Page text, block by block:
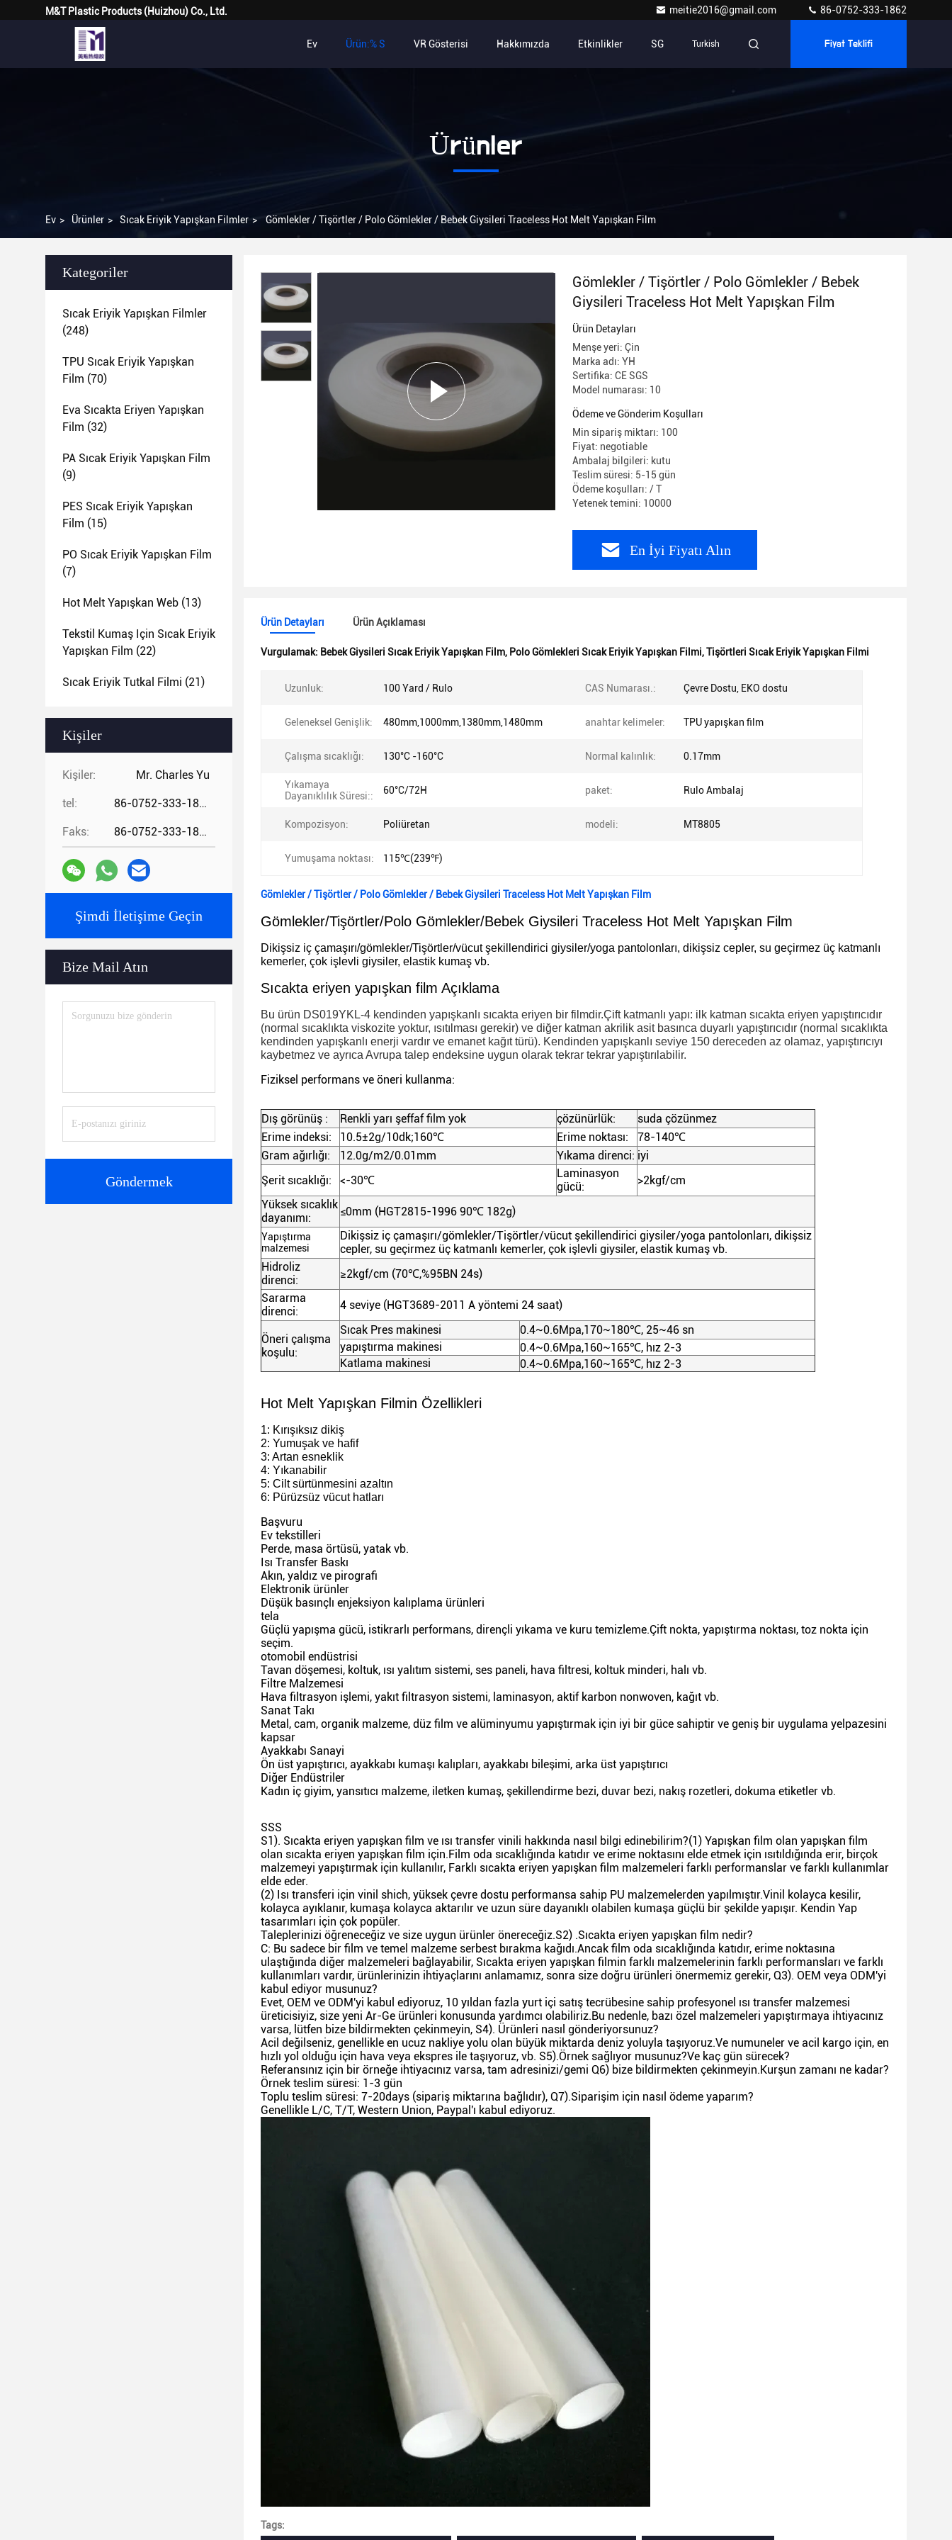
M&T Plastic Products (Huizhou) Co., Ltd. meitie2016@gmail.com 86-0752-333-1862
Ev Ürün:% S VR Gösterisi Hakkımızda Etkinlikler SG Turkish Fiyat Teklifi
Ürünler
Ev > Ürünler > Sıcak Eriyik Yapışkan Filmler > Gömlekler / Tişörtler / Polo Gömlekler / Bebek Giysileri Traceless Hot Melt Yapışkan Film
Kategoriler
Sıcak Eriyik Yapışkan Filmler
(248)
TPU Sıcak Eriyik Yapışkan
Film (70)
Eva Sıcakta Eriyen Yapışkan
Film (32)
PA Sıcak Eriyik Yapışkan Film
(9)
PES Sıcak Eriyik Yapışkan
Film (15)
PO Sıcak Eriyik Yapışkan Film
(7)
Hot Melt Yapışkan Web (13)
Tekstil Kumaş Için Sıcak Eriyik
Yapışkan Film (22)
Sıcak Eriyik Tutkal Filmi (21)
Kişiler
Kişiler: Mr. Charles Yu
tel: 86-0752-333-1862
Faks: 86-0752-333-1862
Şimdi İletişime Geçin
Bize Mail Atın
Göndermek
Gömlekler / Tişörtler / Polo Gömlekler / Bebek
Giysileri Traceless Hot Melt Yapışkan Film
Ürün Detayları
Menşe yeri: Çin
Marka adı: YH
Sertifika: CE SGS
Model numarası: 10
Ödeme ve Gönderim Koşulları
Min sipariş miktarı: 100
Fiyat: negotiable
Ambalaj bilgileri: kutu
Teslim süresi: 5-15 gün
Ödeme koşulları: / T
Yetenek temini: 10000
En İyi Fiyatı Alın
Ürün Detayları Ürün Açıklaması
Vurgulamak: Bebek Giysileri Sıcak Eriyik Yapışkan Film, Polo Gömlekleri Sıcak Eriyik Yapışkan Filmi,Tişörtleri Sıcak Eriyik Yapışkan Filmi
Uzunluk: 100 Yard / Rulo CAS Numarası.: Çevre Dostu, EKO dostu
Geleneksel Genişlik: 480mm,1000mm,1380mm,1480mm anahtar kelimeler: TPU yapışkan film
Çalışma sıcaklığı: 130°C -160°C Normal kalınlık: 0.17mm
Yıkamaya
Dayanıklılık Süresi::
60°C/72H paket: Rulo Ambalaj
Kompozisyon: Poliüretan modeli: MT8805
Yumuşama noktası: 115℃(239℉)
Gömlekler / Tişörtler / Polo Gömlekler / Bebek Giysileri Traceless Hot Melt Yapışkan Film
Gömlekler/Tişörtler/Polo Gömlekler/Bebek Giysileri Traceless Hot Melt Yapışkan Film
Dikişsiz iç çamaşırı/gömlekler/Tişörtler/vücut şekillendirici giysiler/yoga pantolonları, dikişsiz cepler, su geçirmez üç katmanlı
kemerler, çok işlevli giysiler, elastik kumaş vb.
Sıcakta eriyen yapışkan film Açıklama
Bu ürün DS019YKL-4 kendinden yapışkanlı sıcakta eriyen bir filmdir.Çift katmanlı yapı: ilk katman sıcakta eriyen yapıştırıcıdır
(normal sıcaklıkta viskozite yoktur, ısıtılması gerekir) ve diğer katman akrilik asit basınca duyarlı yapıştırıcıdır (normal sıcaklıkta
kendinden yapışkanlı enerji vardır ve emanet kağıt türü). Kendinden yapışkanlı seviye 150 dereceden az olamaz, yapıştırıcıyı
kaybetmez ve ayrıca Avrupa talep endeksine uygun olarak tekrar tekrar yapıştırılabilir.
Fiziksel performans ve öneri kullanma:
Dış görünüş : Renkli yarı şeffaf film yok çözünürlük:
suda çözünmez
Erime indeksi:
10.5±2g/10dk;160℃ Erime noktası: 78-140℃
Gram ağırlığı:
12.0g/m2/0.01mm Yıkama direnci: iyi
Şerit sıcaklığı:
<-30℃
Laminasyon
gücü:
>2kgf/cm
Yüksek sıcaklık
dayanımı:
≤0mm (HGT2815-1996 90℃ 182g)
Yapıştırma
malzemesi
Dikişsiz iç çamaşırı/gömlekler/Tişörtler/vücut şekillendirici giysiler/yoga pantolonları, dikişsiz
cepler, su geçirmez üç katmanlı kemerler, çok işlevli giysiler, elastik kumaş vb.
Hidroliz
direnci:
≥2kgf/cm (70℃,%95BN 24s)
Sararma
direnci:
4 seviye (HGT3689-2011 A yöntemi 24 saat)
Öneri çalışma
koşulu:
Sıcak Pres makinesi 0.4~0.6Mpa,170~180℃, 25~46 sn
yapıştırma makinesi
0.4~0.6Mpa,160~165℃, hız 2-3
Katlama makinesi
0.4~0.6Mpa,160~165℃, hız 2-3
Hot Melt Yapışkan Filmin Özellikleri
1: Kırışıksız dikiş
2: Yumuşak ve hafif
3: Artan esneklik
4: Yıkanabilir
5: Cilt sürtünmesini azaltın
6: Pürüzsüz vücut hatları
Başvuru
Ev tekstilleri
Perde, masa örtüsü, yatak vb.
Isı Transfer Baskı
Akın, yaldız ve pirografi
Elektronik ürünler
Düşük basınçlı enjeksiyon kalıplama ürünleri
tela
Güçlü yapışma gücü, istikrarlı performans, dirençli yıkama ve kuru temizleme.Çift nokta, yapıştırma noktası, toz nokta için
seçim.
otomobil endüstrisi
Tavan döşemesi, koltuk, ısı yalıtım sistemi, ses paneli, hava filtresi, koltuk minderi, halı vb.
Filtre Malzemesi
Hava filtrasyon işlemi, yakıt filtrasyon sistemi, laminasyon, aktif karbon nonwoven, kağıt vb.
Sanat Takı
Metal, cam, organik malzeme, düz film ve alüminyumu yapıştırmak için iyi bir güce sahiptir ve geniş bir uygulama yelpazesini
kapsar
Ayakkabı Sanayi
Ön üst yapıştırıcı, ayakkabı kumaşı kalıpları, ayakkabı bileşimi, arka üst yapıştırıcı
Diğer Endüstriler
Kadın iç giyim, yansıtıcı malzeme, iletken kumaş, şekillendirme bezi, duvar bezi, nakış rozetleri, dokuma etiketler vb.
SSS
S1). Sıcakta eriyen yapışkan film ve ısı transfer vinili hakkında nasıl bilgi edinebilirim?(1) Yapışkan film olan yapışkan film
olan sıcakta eriyen yapışkan film için.Film oda sıcaklığında katıdır ve erime noktasını elde etmek için ısıtıldığında erir, birçok
malzemeyi yapıştırmak için kullanılır, Farklı sıcakta eriyen yapışkan film malzemeleri farklı performanslar ve farklı kullanımlar
elde eder.
(2) Isı transferi için vinil shich, yüksek çevre dostu performansa sahip PU malzemelerden yapılmıştır.Vinil kolayca kesilir,
kolayca ayıklanır, kumaşa kolayca aktarılır ve uzun süre dayanıklı olabilen kumaşa güçlü bir şekilde yapışır. Kendin Yap
tasarımları için çok popüler.
Taleplerinizi öğreneceğiz ve size uygun ürünler önereceğiz.S2) .Sıcakta eriyen yapışkan film nedir?
C: Bu sadece bir film ve temel malzeme serbest bırakma kağıdı.Ancak film oda sıcaklığında katıdır, erime noktasına
ulaştığında diğer malzemeleri bağlayabilir, Sıcakta eriyen yapışkan filmin farklı malzemelerinin farklı performansları ve farklı
kullanımları vardır, ürünlerinizin ihtiyaçlarını anlamamız, sonra size doğru ürünleri önermemiz gerekir, Q3). OEM veya ODM'yi
kabul ediyor musunuz?
Evet, OEM ve ODM'yi kabul ediyoruz, 10 yıldan fazla yurt içi satış tecrübesine sahip profesyonel ısı transfer malzemesi
üreticisiyiz, size yeni Ar-Ge ürünleri konusunda yardımcı olabiliriz.Bu nedenle, bazı özel malzemeleri yapıştırmaya ihtiyacınız
varsa, lütfen bize bildirmekten çekinmeyin, S4). Ürünleri nasıl gönderiyorsunuz?
Acil değilseniz, genellikle en ucuz nakliye yolu olan büyük miktarda deniz yoluyla taşıyoruz.Ve numuneler ve acil kargo için, en
hızlı yol olduğu için hava veya ekspres ile taşıyoruz, vb. S5).Örnek sağlıyor musunuz?Ve kaç gün sürecek?
Referansınız için bir örneğe ihtiyacınız varsa, tam adresinizi/gemi Q6) bize bildirmekten çekinmeyin.Kurşun zamanı ne kadar?
Örnek teslim süresi: 1-3 gün
Toplu teslim süresi: 7-20days (sipariş miktarına bağlıdır), Q7).Siparişim için nasıl ödeme yaparım?
Genellikle L/C, T/T, Western Union, Paypal'ı kabul ediyoruz.
Tags: